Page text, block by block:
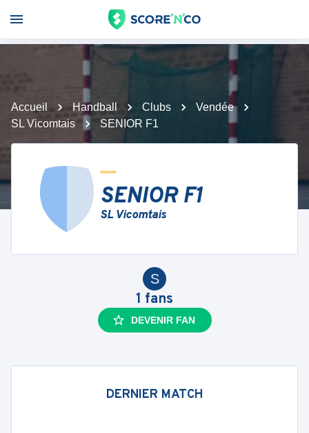
Accueil Handball Clubs
Vendée
SL Vicomtais
SENIOR F1
SENIOR F1
SL Vicomtais
S
1 fans
DEVENIR FAN
DERNIER MATCH